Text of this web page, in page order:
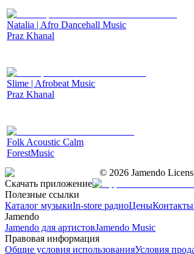
Natalia | Afro Dancehall Music
Praz Khanal
Slime | Afrobeat Music
Praz Khanal
Folk Acoustic Calm
ForestMusic
© 2026 Jamendo
Скачать приложение
Полезные ссылки
Каталог музыкиIn-store радиоЦеныКонтакты
Jamendo
Jamendo для артистовJamendo Music
Правовая информация
Общие условия использованияУсловия